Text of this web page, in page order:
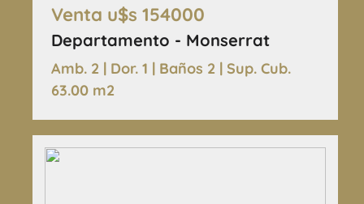
Venta u$s 154000
Departamento - Monserrat
Amb. 2 | Dor. 1 | Baños 2 | Sup. Cub.
63.00 m2